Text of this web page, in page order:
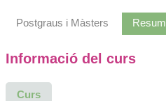
Postgraus i Màsters Resum
Informació del curs
Curs